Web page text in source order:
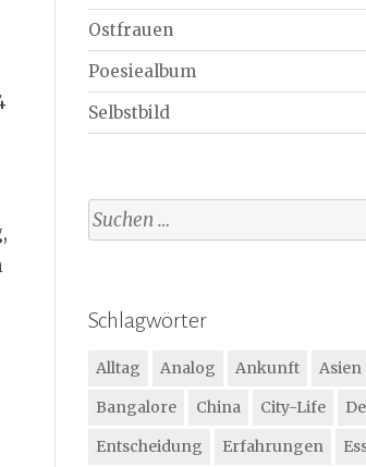
Ostfrauen
Poesiealbum
Selbstbild
Suchen
nach:
Schlagwörter
Alltag Analog Ankunft
Asien
Bangalore
China City-Life
Entscheidung
Erfahrungen